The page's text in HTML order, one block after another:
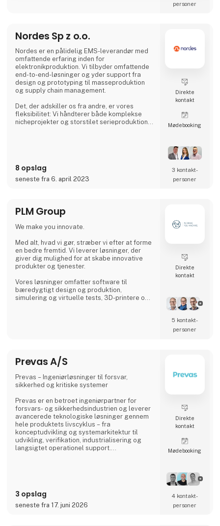
personer
Nordes Sp z o.o.
Nordes er en pålidelig EMS-leverandør med
omfattende erfaring inden for
elektronikproduktion. Vi tilbyder omfattende
end-to-end-løsninger og yder support fra
design og prototyping til masseproduktion
og supply chain management.
Det, der adskiller os fra andre, er vores
fleksibilitet: Vi håndterer både komplekse
nicheprojekter og storstilet serieproduktion
8 opslag
seneste fra 6. april 2023
Direkte
kontakt
Møde­booking
3 kontakt­
personer
PLM Group
We make you innovate.
Med alt, hvad vi gør, stræber vi efter at forme
en bedre fremtid. Vi leverer løsninger, der
giver dig mulighed for at skabe innovative
produkter og tjenester.
Vores løsninger omfatter software til
bæredygtigt design og produktion,
simulering og virtuelle tests, 3D-printere og
til dine behov.
Vi glæder os til at møde dig.
Direkte
kontakt
5 kontakt­
personer
Prevas A/S
Prevas – Ingeniørløsninger til forsvar,
sikkerhed og kritiske systemer
Prevas er en betroet ingeniørpartner for
forsvars- og sikkerhedsindustrien og leverer
avancerede teknologiske løsninger gennem
hele produktets livscyklus – fra
konceptudvikling og systemarkitektur til
udvikling, verifikation, industrialisering og
langsigtet operationel support.
pålidelige og klar til indsættelse. Vores
ekspertise omfatter droner og autonome
3 opslag
seneste fra 17. juni 2026
Direkte
kontakt
Møde­booking
4 kontakt­
personer